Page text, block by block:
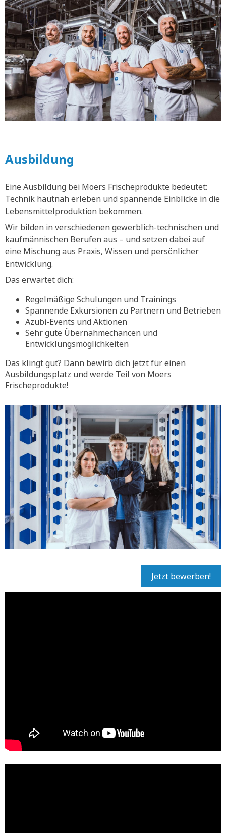
Ausbildung
Eine Ausbildung bei Moers Frischeprodukte bedeutet:
Technik hautnah erleben und spannende Einblicke in die
Lebensmittelproduktion bekommen.
Wir bilden in verschiedenen gewerblich-technischen und
kaufmännischen Berufen aus – und setzen dabei auf
eine Mischung aus Praxis, Wissen und persönlicher
Entwicklung.
Das erwartet dich:
Regelmäßige Schulungen und Trainings
Spannende Exkursionen zu Partnern und Betrieben
Azubi-Events und Aktionen
Sehr gute Übernahmechancen und
Entwicklungsmöglichkeiten
Das klingt gut? Dann bewirb dich jetzt für einen
Ausbildungsplatz und werde Teil von Moers
Frischeprodukte!
Jetzt bewerben!